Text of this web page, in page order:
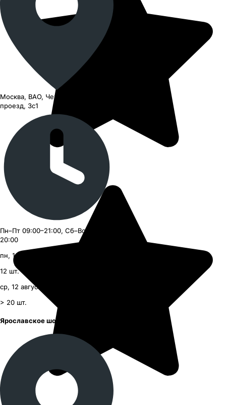
Москва, ВАО, Черницынский
проезд, 3с1
Пн–Пт 09:00–21:00, Сб–Вс 09:00–
20:00
пн, 10 августа, с 09:00
12 шт.
ср, 12 августа, с 09:00
> 20 шт.
Ярославское шоссе